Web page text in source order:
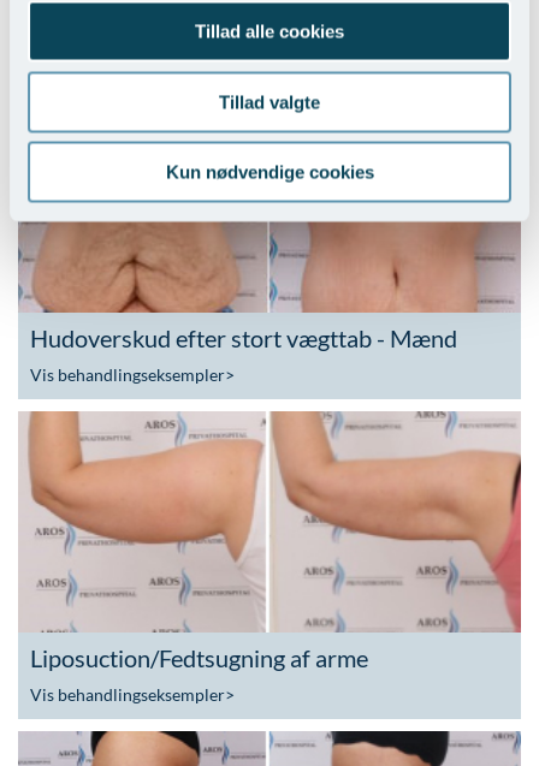
Tillad alle cookies
Tillad valgte
Kun nødvendige cookies
Hudoverskud efter stort vægttab - Kvinder
Vis behandlingseksempler
Hudoverskud efter stort vægttab - Mænd
Vis behandlingseksempler>
Liposuction/Fedtsugning af arme
Vis behandlingseksempler>